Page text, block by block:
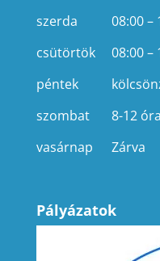
szerda
08:00 –
csütörtök
08:00 –
péntek
szombat
8-12
vasárnap
Zárva
Pályázatok